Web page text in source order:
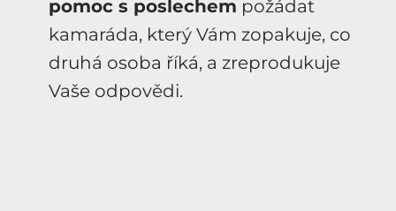
pomoc s poslechem požádat
kamaráda, který Vám zopakuje, co
druhá osoba říká, a zreprodukuje
Vaše odpovědi.